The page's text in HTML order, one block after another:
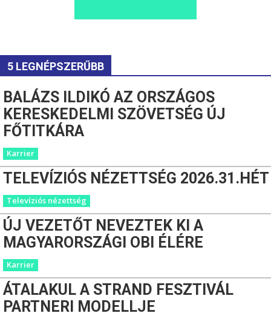
5 LEGNÉPSZERŰBB
BALÁZS ILDIKÓ AZ ORSZÁGOS
KERESKEDELMI SZÖVETSÉG ÚJ
FŐTITKÁRA
Karrier
TELEVÍZIÓS NÉZETTSÉG 2026.31.HÉT
Televíziós nézettség
ÚJ VEZETŐT NEVEZTEK KI A
MAGYARORSZÁGI OBI ÉLÉRE
Karrier
ÁTALAKUL A STRAND FESZTIVÁL
PARTNERI MODELLJE